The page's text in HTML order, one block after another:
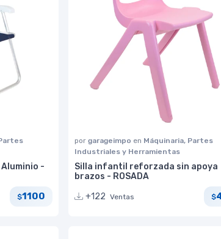
-
$1100
por garageimpo en Máquinaria, Partes
Industriales y Herramientas
Silla infantil reforzada sin apoya
brazos - ROSADA
+122 Ventas $